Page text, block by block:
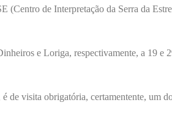
(Centro de Interpretação da Serra da
e Loriga, respectivamente, a 19 e
visita obrigatória, certamentente, um